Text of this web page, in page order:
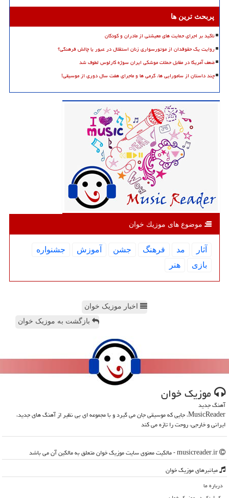
پربحث ترین ها
تاکید بر اجرای حمایت های معیشتی از مادران و کودکان
روایت یک حقوقدان از موتورسواری زنان استقلال در عبور یا چالش فرهنگی؟
ضعف آمریکا در مقابل حملات موشکی ایران سوژه کارلوس لطوف شد
چند داستان از سامورایی ها، گرمی ها و ماجرای هفت سال دوری از موسیقی!
موضوع های موزیك خوان
آثار مد فرهنگ جشن آموزش
جشنواره
بازی
هنر
اخبار موزیک خوان
بازگشت به موزیک خوان
موزیك خوان
آهنگ جدید
MusicReader، جایی که موسیقی جان می گیرد و با مجموعه ای بی نظیر از آهنگ های جدید،
ایرانی و خارجی، روحت را تازه می کند
میانبرهای موزیك خوان
درباره ما